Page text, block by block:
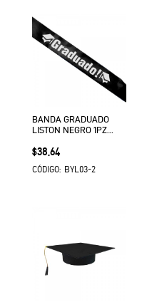
BANDA GRADUADO
LISTON NEGRO 1PZ
Precio
$38.64
CÓDIGO: BYL03-2